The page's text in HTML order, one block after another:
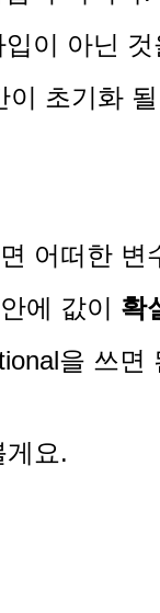
이 아닌
초기화
어떠한
에 값이 확
을 쓰면
게요.